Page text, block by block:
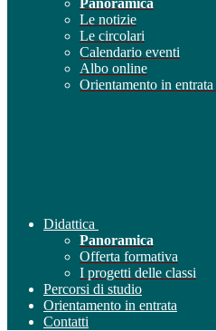
Panoramica
Le notizie
Le circolari
Calendario eventi
Albo online
Orientamento in
Didattica
Panoramica
Offerta formativa
I progetti delle classi
Percorsi di studio
Orientamento in entrata
Contatti